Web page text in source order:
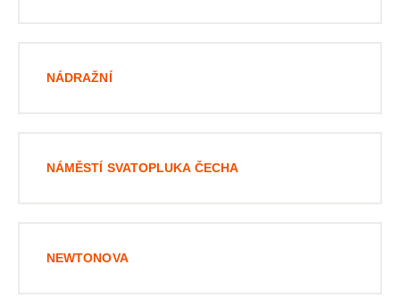
NÁDRAŽNÍ
NÁMĚSTÍ SVATOPLUKA ČECHA
NEWTONOVA